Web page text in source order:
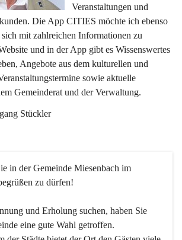
Veranstaltungen und
Die App CITIES möchte ich ebenso
mit zahlreichen Informationen zu
und in der App gibt es Wissenswertes
Angebote aus dem kulturellen und
sowie aktuelle
Gemeinderat und der Verwaltung.
Stückler
in der Gemeinde Miesenbach im
zu dürfen!
und Erholung suchen, haben Sie
eine gute Wahl getroffen.